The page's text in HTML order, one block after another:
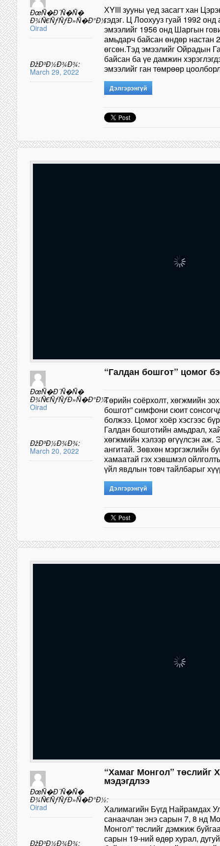
ÐœÑ�Ð´Ñ�Ñ�
Ð¾Ñ€ÑƒÑƒÐ»Ñ�Ð°Ð½:
Oirad
ÐžÐ³Ð½Ð¾Ð¾:
March 29, 2022
ХYIII зууны үед засагт хан
гэдэг. Ц Лоохууз гуай 1992 онд
эмээлийг 1956 онд Шаргын
амьдарч байсан өндөр настан
өгсөн.Тэд эмээлийг Ойрадын
байсан ба үе дамжин
эмээлийг ган төмрөөр
Дэлгэрэнгүй
ÐœÑ�Ð´Ñ�Ñ�
Ð¾Ñ€ÑƒÑƒÐ»Ñ�Ð°Ð½:
Oirad
ÐžÐ³Ð½Ð¾Ð¾:
March 20, 2022
“Галдан бошгот” цомог
Төрийн соёрхолт, хөгжмийн
бошгот” симфони сюит
болжээ. Цомог хоёр хэсгээс
Галдан бошготийн амьдрал,
хөгжмийн хэлээр өгүүлсэн аж.
ангитай. Зөвхөн мэргэжлийн
хамаатай гэх хэвшмэл
үйл явдлын товч тайлбарыг
Дэлгэрэнгүй
ÐœÑ�Ð´Ñ�Ñ�
Ð¾Ñ€ÑƒÑƒÐ»Ñ�Ð°Ð½:
Oirad
ÐžÐ³Ð½Ð¾Ð¾:
“Хамаг Монгол” төслийг
мэдэгдлээ
Халимагийн Бүгд Найрамдах
санаачлан энэ сарын 7, 8 нд
Монгол” төслийг дэмжиж
сарын 19-ний өдөр хурал,